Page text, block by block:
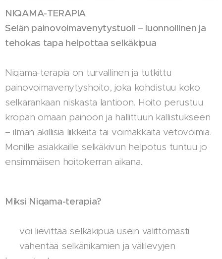
NIQAMA-TERAPIA
Selän painovoimavenytystuoli – luonnollinen ja
tehokas tapa helpottaa selkäkipua
Niqama-terapia on turvallinen ja tutkittu
painovoimavenytyshoito, joka kohdistuu koko
selkärankaan niskasta lantioon. Hoito perustuu
kropan omaan painoon ja hallittuun kallistukseen
– ilman äkillisiä liikkeitä tai voimakkaita vetovoimia.
Monille asiakkaille selkäkivun helpotus tuntuu jo
ensimmäisen hoitokerran aikana.
Miksi Niqama-terapia?
✔️ voi lievittää selkäkipua usein välittömästi
✔️ vähentää selkänikamien ja välilevyjen